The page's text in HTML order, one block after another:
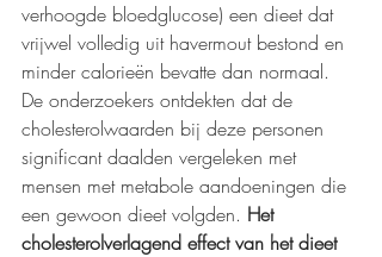
verhoogde bloedglucose) een dieet dat
vrijwel volledig uit havermout bestond en
minder calorieën bevatte dan normaal.
De onderzoekers ontdekten dat de
cholesterolwaarden bij deze personen
significant daalden vergeleken met
mensen met metabole aandoeningen die
een gewoon dieet volgden. Het
cholesterolverlagend effect van het dieet